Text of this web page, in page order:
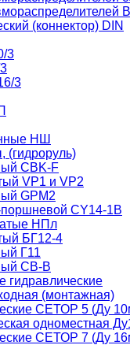
(коннектор) DIN
3
3
НШ
(гидроруль)
CBK-F
VP1 и VP2
GPM2
CY14-1B
НПл
БГ12-4
Г11
СВ-В
(монтажная)
СЕТОР 5 (Ду
одноместная
СЕТОР 7 (Ду